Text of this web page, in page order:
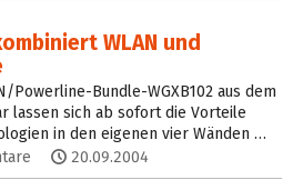
WLAN und
Powerline-Bundle-WGXB102 aus dem
lassen sich ab sofort die Vorteile
in den eigenen vier Wänden …
20.09.2004